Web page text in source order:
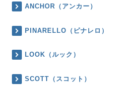
ANCHOR（アンカー）
PINARELLO（ピナレロ）
LOOK（ルック）
SCOTT（スコット）